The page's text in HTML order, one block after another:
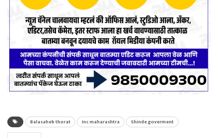
Balasaheb thorat Inc maharashtra Shinde goverment